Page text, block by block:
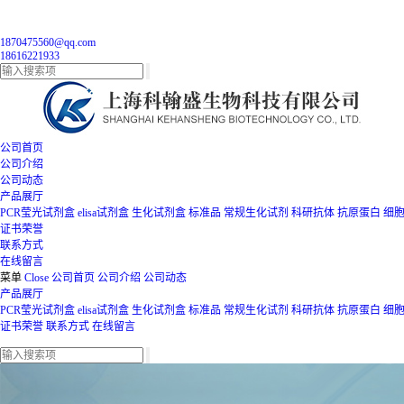
1870475560@qq.com
18616221933
公司首页
公司介绍
公司动态
产品展厅
PCR莹光试剂盒 elisa试剂盒 生化试剂盒 标准品 常规生化试剂 科研抗体 抗原蛋白 细胞
证书荣誉
联系方式
在线留言
菜单 Close 公司首页 公司介绍 公司动态
产品展厅
PCR莹光试剂盒 elisa试剂盒 生化试剂盒 标准品 常规生化试剂 科研抗体 抗原蛋白 细胞
证书荣誉 联系方式 在线留言